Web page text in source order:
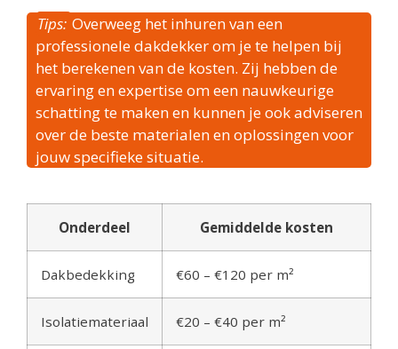
Tips: Overweeg het inhuren van een
professionele dakdekker om je te helpen bij
het berekenen van de kosten. Zij hebben de
ervaring en expertise om een nauwkeurige
schatting te maken en kunnen je ook adviseren
over de beste materialen en oplossingen voor
jouw specifieke situatie.
Onderdeel Gemiddelde kosten
Dakbedekking €60 – €120 per m²
Isolatiemateriaal €20 – €40 per m²